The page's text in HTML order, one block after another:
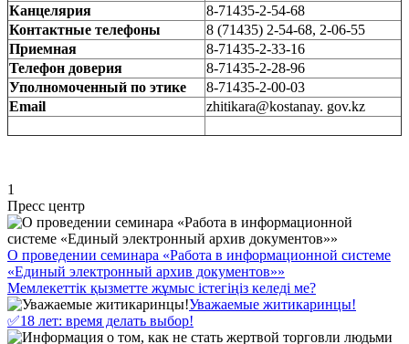
Канцелярия
8-71435-2-54-68
Контактные телефоны
8 (71435) 2-54-68, 2-06-55
Приемная
8-71435-2-33-16
Телефон доверия
8-71435-2-28-96
Уполномоченный по этике
8-71435-2-00-03
Email
zhitikara@kostanay. gov.kz
1
Пресс центр
О проведении семинара «Работа в информационной системе
«Единый электронный архив документов»»
Мемлекеттік қызметте жұмыс істегіңіз келеді ме?
Уважаемые житикаринцы!
✅18 лет: время делать выбор!